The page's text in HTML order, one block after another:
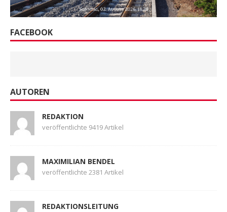
FACEBOOK
AUTOREN
REDAKTION
veröffentlichte 9419 Artikel
MAXIMILIAN BENDEL
veröffentlichte 2381 Artikel
REDAKTIONSLEITUNG